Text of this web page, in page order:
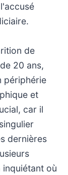
de
20 ans,
périphérie
et
car il
dernières
inquiétant où